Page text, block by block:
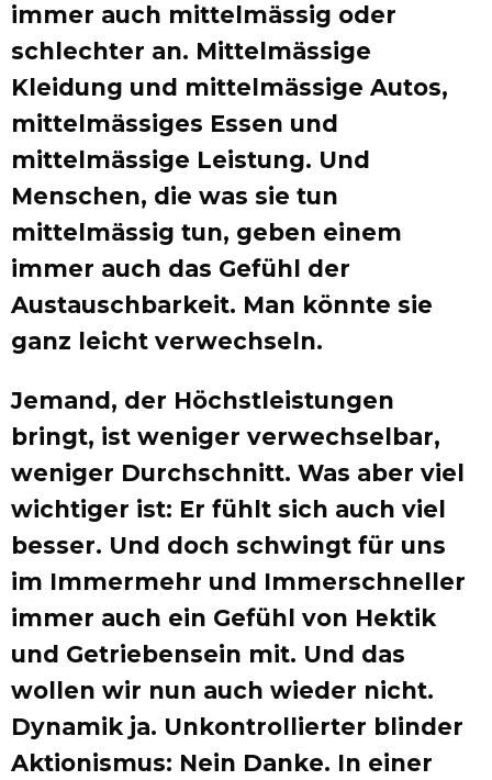
immer auch mittelmässig oder
schlechter an. Mittelmässige
Kleidung und mittelmässige Autos,
mittelmässiges Essen und
mittelmässige Leistung. Und
Menschen, die was sie tun
mittelmässig tun, geben einem
immer auch das Gefühl der
Austauschbarkeit. Man könnte sie
ganz leicht verwechseln.
Jemand, der Höchstleistungen
bringt, ist weniger verwechselbar,
weniger Durchschnitt. Was aber viel
wichtiger ist: Er fühlt sich auch viel
besser. Und doch schwingt für uns
im Immermehr und Immerschneller
immer auch ein Gefühl von Hektik
und Getriebensein mit. Und das
wollen wir nun auch wieder nicht.
Dynamik ja. Unkontrollierter blinder
Aktionismus: Nein Danke. In einer